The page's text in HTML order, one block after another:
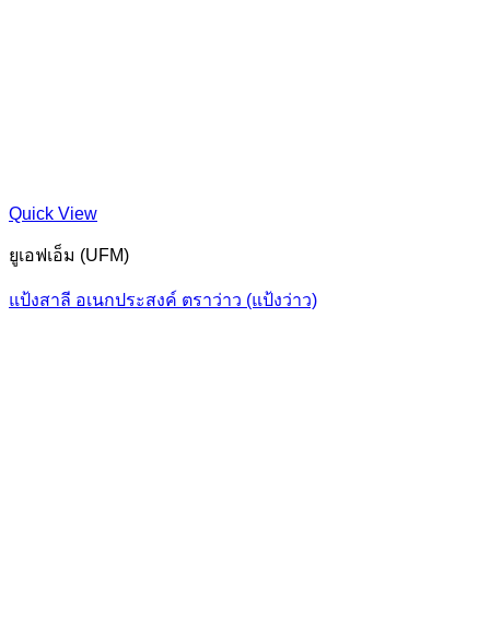
Quick View
ยูเอฟเอ็ม (UFM)
แป้งสาลี อเนกประสงค์ ตราว่าว (แป้งว่าว)